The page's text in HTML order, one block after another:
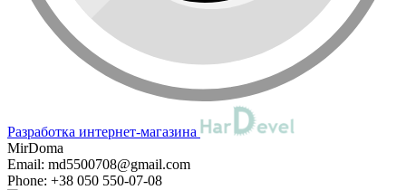
Разработка интернет-магазина
MirDoma
Email: md5500708@gmail.com
Phone: +38 050 550-07-08